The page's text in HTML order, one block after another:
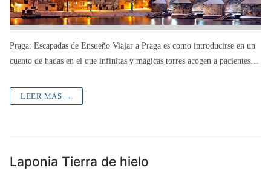
Praga: Escapadas de Ensueño Viajar a Praga es como introducirse en un
cuento de hadas en el que infinitas y mágicas torres acogen a pacientes…
LEER MÁS →
Laponia Tierra de hielo